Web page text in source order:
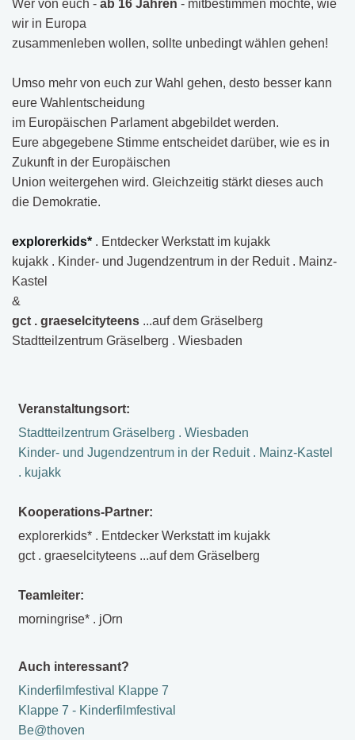
Wer von euch - ab 16 Jahren - mitbestimmen möchte, wie
wir in Europa
zusammenleben wollen, sollte unbedingt wählen gehen!
Umso mehr von euch zur Wahl gehen, desto besser kann
eure Wahlentscheidung
im Europäischen Parlament abgebildet werden.
Eure abgegebene Stimme entscheidet darüber, wie es in
Zukunft in der Europäischen
Union weitergehen wird. Gleichzeitig stärkt dieses auch
die Demokratie.
explorerkids* . Entdecker Werkstatt im kujakk
kujakk . Kinder- und Jugendzentrum in der Reduit . Mainz-
Kastel
&
gct . graeselcityteens ...auf dem Gräselberg
Stadtteilzentrum Gräselberg . Wiesbaden
Veranstaltungsort:
Stadtteilzentrum Gräselberg . Wiesbaden
Kinder- und Jugendzentrum in der Reduit . Mainz-Kastel
. kujakk
Kooperations-Partner:
explorerkids* . Entdecker Werkstatt im kujakk
gct . graeselcityteens ...auf dem Gräselberg
Teamleiter:
morningrise* . jOrn
Auch interessant?
Kinderfilmfestival Klappe 7
Klappe 7 - Kinderfilmfestival
Be@thoven